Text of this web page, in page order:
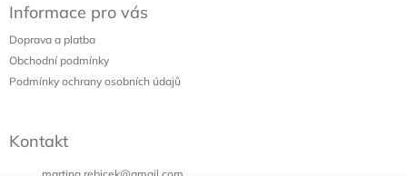
Informace pro vás
Doprava a platba
Obchodní podmínky
Podmínky ochrany osobních údajů
Kontakt
martina.rebicek@gmail.com